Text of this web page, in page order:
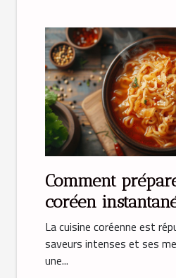
Comment
coréen
soi
La cuisine coréenne est
saveurs intenses et ses
une...